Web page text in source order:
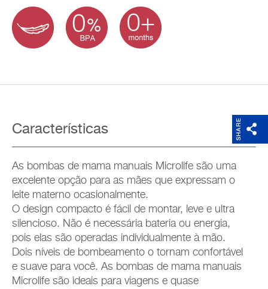
SHARE
Características
As bombas de mama manuais Microlife são uma
excelente opção para as mães que expressam o
leite materno ocasionalmente.
O design compacto é fácil de montar, leve e ultra
silencioso. Não é necessária bateria ou energia,
pois elas são operadas individualmente à mão.
Dois níveis de bombeamento o tornam confortável
e suave para você. As bombas de mama manuais
Microlife são ideais para viagens e quase